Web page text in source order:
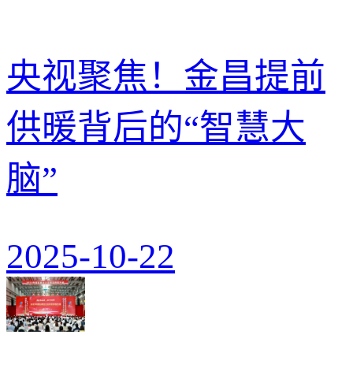
央视聚焦！金昌提前
供暖背后的“智慧大
脑”
2025-10-22